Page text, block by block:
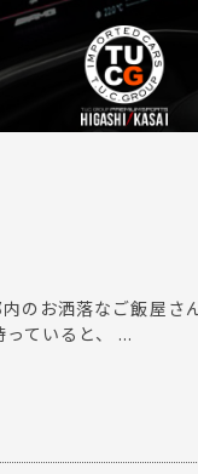
のお洒落なご飯屋さ
ていると、 ...